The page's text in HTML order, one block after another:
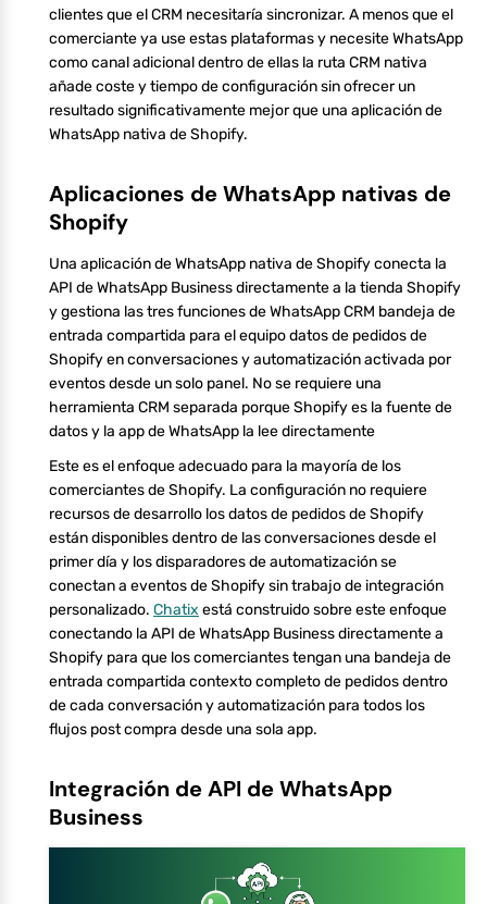
clientes que el CRM necesitaría sincronizar. A menos que el
comerciante ya use estas plataformas y necesite WhatsApp
como canal adicional dentro de ellas la ruta CRM nativa
añade coste y tiempo de configuración sin ofrecer un
resultado significativamente mejor que una aplicación de
WhatsApp nativa de Shopify.
Aplicaciones de WhatsApp nativas de
Shopify
Una aplicación de WhatsApp nativa de Shopify conecta la
API de WhatsApp Business directamente a la tienda Shopify
y gestiona las tres funciones de WhatsApp CRM bandeja de
entrada compartida para el equipo datos de pedidos de
Shopify en conversaciones y automatización activada por
eventos desde un solo panel. No se requiere una
herramienta CRM separada porque Shopify es la fuente de
datos y la app de WhatsApp la lee directamente
Este es el enfoque adecuado para la mayoría de los
comerciantes de Shopify. La configuración no requiere
recursos de desarrollo los datos de pedidos de Shopify
están disponibles dentro de las conversaciones desde el
primer día y los disparadores de automatización se
conectan a eventos de Shopify sin trabajo de integración
personalizado. Chatix está construido sobre este enfoque
conectando la API de WhatsApp Business directamente a
Shopify para que los comerciantes tengan una bandeja de
entrada compartida contexto completo de pedidos dentro
de cada conversación y automatización para todos los
flujos post compra desde una sola app.
Integración de API de WhatsApp
Business